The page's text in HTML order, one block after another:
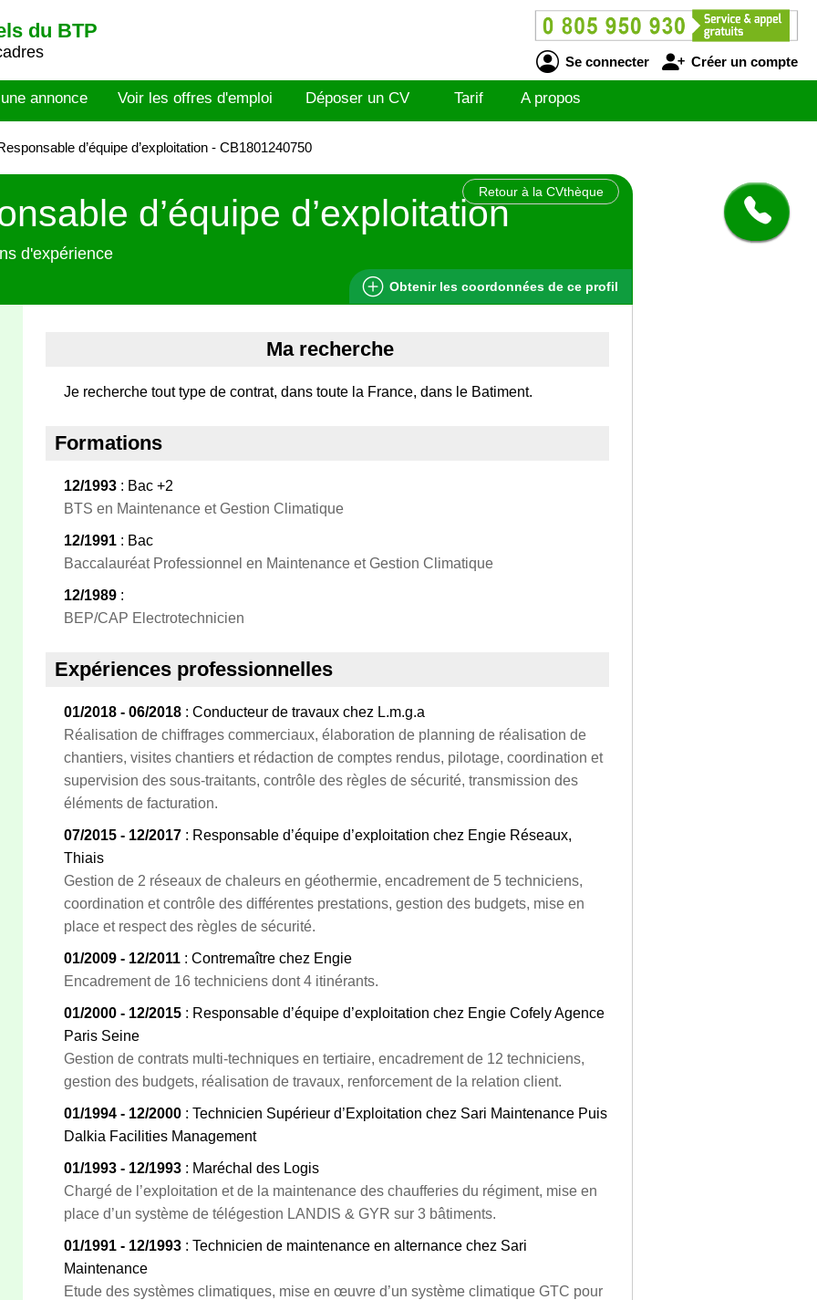
du BTP
Se connecter Créer un compte
annonce Voir les offres d'emploi Déposer un CV Tarif A propos
d’équipe d’exploitation - CB1801240750
Retour à la CVthèque
d’équipe d’exploitation
d'expérience
Obtenir les coordonnées de ce profil
Ma recherche
Je recherche tout type de contrat, dans toute la France, dans le Batiment.
Formations
12/1993 : Bac +2
BTS en Maintenance et Gestion Climatique
12/1991 : Bac
Baccalauréat Professionnel en Maintenance et Gestion Climatique
12/1989 :
BEP/CAP Electrotechnicien
Expériences professionnelles
01/2018 - 06/2018 : Conducteur de travaux chez L.m.g.a
Réalisation de chiffrages commerciaux, élaboration de planning de réalisation de
chantiers, visites chantiers et rédaction de comptes rendus, pilotage, coordination et
supervision des sous-traitants, contrôle des règles de sécurité, transmission des
éléments de facturation.
07/2015 - 12/2017 : Responsable d’équipe d’exploitation chez Engie Réseaux,
Thiais
Gestion de 2 réseaux de chaleurs en géothermie, encadrement de 5 techniciens,
coordination et contrôle des différentes prestations, gestion des budgets, mise en
place et respect des règles de sécurité.
01/2009 - 12/2011 : Contremaître chez Engie
Encadrement de 16 techniciens dont 4 itinérants.
01/2000 - 12/2015 : Responsable d’équipe d’exploitation chez Engie Cofely Agence
Paris Seine
Gestion de contrats multi-techniques en tertiaire, encadrement de 12 techniciens,
gestion des budgets, réalisation de travaux, renforcement de la relation client.
01/1994 - 12/2000 : Technicien Supérieur d’Exploitation chez Sari Maintenance Puis
Dalkia Facilities Management
01/1993 - 12/1993 : Maréchal des Logis
Chargé de l’exploitation et de la maintenance des chaufferies du régiment, mise en
place d’un système de télégestion LANDIS & GYR sur 3 bâtiments.
01/1991 - 12/1993 : Technicien de maintenance en alternance chez Sari
Maintenance
Etude des systèmes climatiques, mise en œuvre d’un système climatique GTC pour